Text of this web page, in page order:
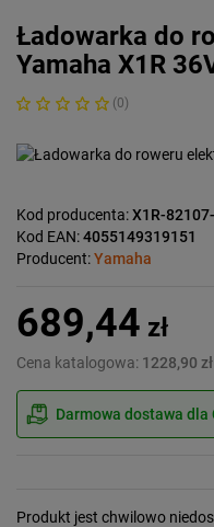
Ładowarka do
Yamaha X1R
(0)
Kod producenta:X1R-
Kod EAN:4055149319151
Producent:Yamaha
689,44 zł
Cena katalogowa: 1228,90 zł
Darmowa dostawa dla
Produkt jest chwilowo